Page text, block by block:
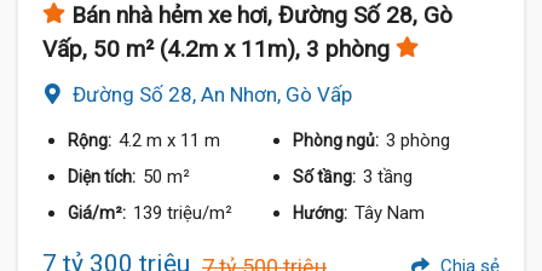
Bán nhà hẻm xe hơi, Đường Số 28, Gò
Vấp, 50 m² (4.2m x 11m), 3 phòng
Đường Số 28, An Nhơn, Gò Vấp
Rộng: 4.2 m x 11 m Phòng ngủ: 3 phòng
Diện tích: 50 m² Số tầng: 3 tầng
Giá/m²: 139 triệu/m² Hướng: Tây Nam
7 tỷ 300 triệu Chia sẻ